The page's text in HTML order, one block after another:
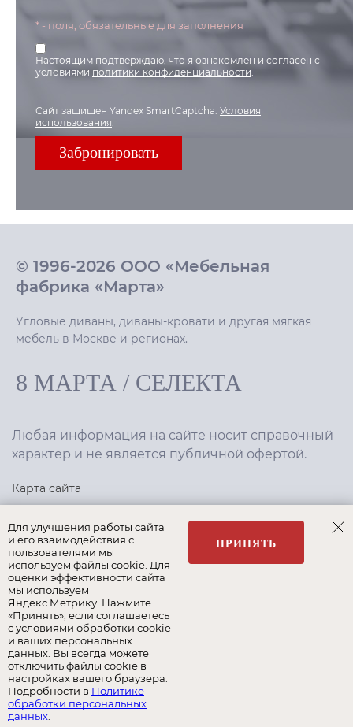
* - поля, обязательные для заполнения
Настоящим подтверждаю, что я ознакомлен и согласен с
условиями политики конфиденциальности.
Сайт защищен Yandex SmartCaptcha. Условия
использования.
© 1996-2026 ООО «Мебельная
фабрика «Марта»
Угловые диваны, диваны-кровати и другая мягкая
мебель в Москве и регионах.
8 МАРТА / СЕЛЕКТА
Любая информация на сайте носит справочный
характер и не является публичной офертой.
Карта сайта
Политика конфиденциальности
Создание сайта,интернет-маркетинг
Наши бренды:
8 Марта Селекта
Albert&Shtein
Для улучшения работы сайта
и его взаимодействия с
пользователями мы
используем файлы cookie. Для
оценки эффективности сайта
мы используем
Яндекс.Метрику. Нажмите
«Принять», если соглашаетесь
с условиями обработки cookie
и ваших персональных
данных. Вы всегда можете
отключить файлы cookie в
настройках вашего браузера.
Подробности в Политике
обработки персональных
данных
ПРИНЯТЬ